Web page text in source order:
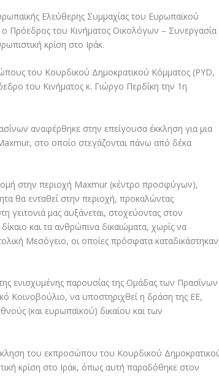
Ελεύθερης Συμμαχίας του Ευρωπαϊκού
Πρόεδρος του Κινήματος Οικολόγων – Συνεργασία
κρίση στο Ιράκ.
του Κουρδικού Δημοκρατικού Κόμματος (PYD,
του Κινήματος κ. Γιώργο Περδίκη την 1η
αναφέρθηκε στην επείγουσα έκκληση για μια
στο οποίο στεγάζονται πάνω από δέκα
στην περιοχή Maxmur (κέντρο προσφύγων),
θα ενταθεί στην περιοχή, προκαλώντας
γειτονιά μας αυξάνεται, στοχεύοντας στον
και τα ανθρώπινα δικαιώματα, χωρίς να
Μεσόγειο, οι οποίες πρόσφατα καταδικάστηκαν
ενισχυμένης παρουσίας της Ομάδας των Πρασίνων
Κοινοβούλιο, να υποστηριχθεί η δράση της ΕΕ,
(και ευρωπαϊκού) δικαίου και των
του εκπροσώπου του Κουρδικού
κρίση στο Ιράκ, όπως αυτή παραδόθηκε στον